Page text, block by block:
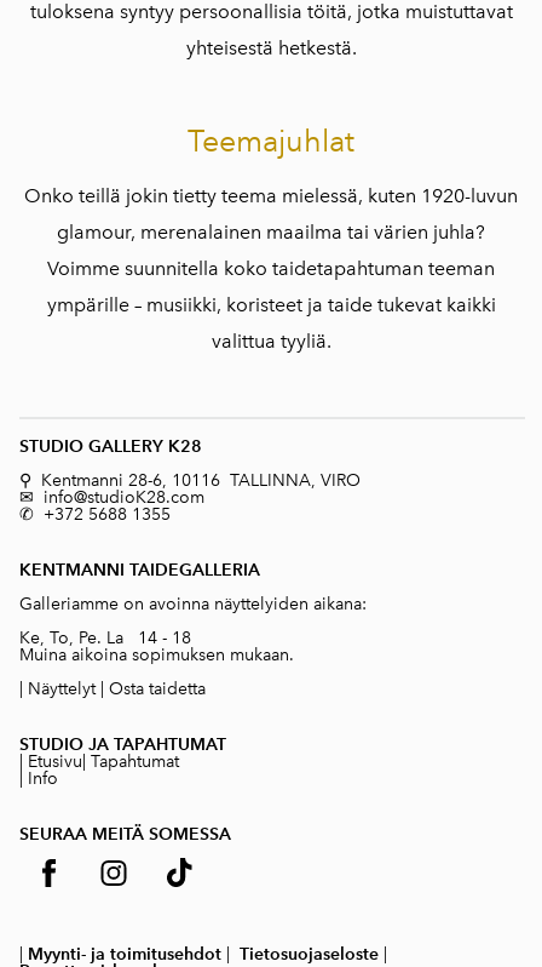
tuloksena syntyy persoonallisia töitä, jotka muistuttavat
yhteisestä hetkestä.
Teemajuhlat
Onko teillä jokin tietty teema mielessä, kuten 1920-luvun
glamour, merenalainen maailma tai värien juhla?
Voimme suunnitella koko taidetapahtuman teeman
ympärille – musiikki, koristeet ja taide tukevat kaikki
valittua tyyliä.
STUDIO GALLERY K28
⚲ Kentmanni 28-6, 10116 TALLINNA, VIRO
✉ info@studioK28.com
✆ +372 5688 1355
KENTMANNI TAIDEGALLERIA
Galleriamme on avoinna näyttelyiden aikana:
Ke, To, Pe. La 14 - 18
Muina aikoina sopimuksen mukaan.
Näyttelyt| Osta taidetta
STUDIO JA TAPAHTUMAT
Etusivu Tapahtumat
Info
SEURAA MEITÄ SOMESSA
Myynti- ja toimitusehdot Tietosuojaseloste